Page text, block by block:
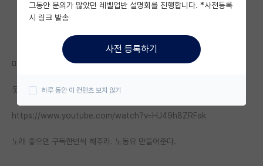
미국 유학 게시판
미국 대학원 합격 후기 게시판
대학원생 모집 게시판
연구실(PI) 홍보 게시판
미안하다 이거 들려줄려고 어그로 끌었다...
못해먹고 싶고 포기 하고싶을 떄 스팀팩처럼 아래 노래들으면서 정진해라
https://www.youtube.com/watch?v=HJ49h8ZRFak
노래 좋으면 구독한번씩 해주라. 노동요 만들어준다.
그동안 문의가 많았던 레벨업반 설명회를 진행합니다. *사전등록
시 링크 발송
사전 등록하기
하루 동안 이 컨텐츠 보지 않기